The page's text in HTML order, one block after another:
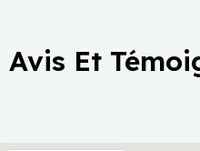
Avis Et